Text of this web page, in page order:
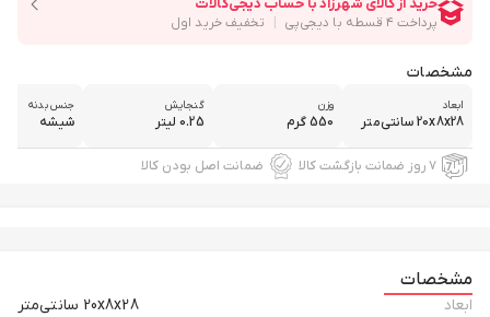
مشخصات
ابعاد
20x8x28 سانتی‌متر
وزن
550 گرم
گنجایش
0.25 لیتر
جنس بدنه
شیشه
۷ روز ضمانت بازگشت کالا ضمانت اصل بودن کالا
مشخصات
ابعاد
20x8x28 سانتی‌متر